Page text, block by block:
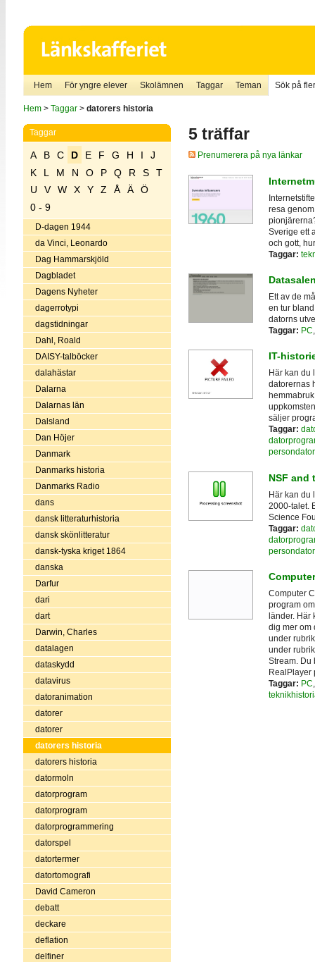
Hem För yngre elever Skolämnen Taggar Teman Sök på
Hem> Taggar> datorers historia
Taggar
A B C D E F G H I
J
K
L M N O P Q R S
T
U
V W X Y Z Å Ä
Ö
0 - 9
D-dagen 1944
da Vinci, Leonardo
Dag Hammarskjöld
Dagbladet
Dagens Nyheter
dagerrotypi
dagstidningar
Dahl, Roald
DAISY-talböcker
dalahästar
Dalarna
Dalarnas län
Dalsland
Dan Höjer
Danmark
Danmarks historia
Danmarks Radio
dans
dansk litteraturhistoria
dansk skönlitteratur
dansk-tyska kriget 1864
danska
Darfur
dari
dart
Darwin, Charles
datalagen
dataskydd
datavirus
datoranimation
datorer
datorer
datorers historia
datorers historia
datormoln
datorprogram
datorprogram
datorprogrammering
datorspel
datortermer
datortomografi
David Cameron
debatt
deckare
deflation
delfiner
5 träffar
Prenumerera på nya länkar
resa
Sverige ett
och gott,
Taggar:
Ett av de
en tur
datorns
Taggar: PC
IT-
Här kan du
datorernas
säljer
Taggar:
NSF and
Här kan du
2000-talet.
Science
Taggar:
Computer
program
länder.
dig mer om
under
under
Stream. Du
RealPlayer
Taggar: PC